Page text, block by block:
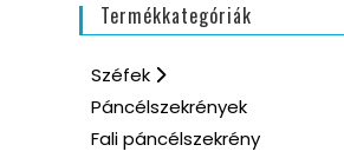
Termékkategóriák
Széfek
Páncélszekrények
Fali páncélszekrény